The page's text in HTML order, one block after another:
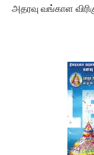
அதரவு வங்காள